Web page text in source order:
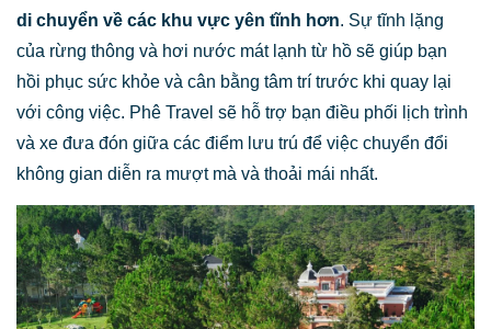
di chuyển về các khu vực yên tĩnh hơn. Sự tĩnh lặng
của rừng thông và hơi nước mát lạnh từ hồ sẽ giúp bạn
hồi phục sức khỏe và cân bằng tâm trí trước khi quay lại
với công việc. Phê Travel sẽ hỗ trợ bạn điều phối lịch trình
và xe đưa đón giữa các điểm lưu trú để việc chuyển đổi
không gian diễn ra mượt mà và thoải mái nhất.